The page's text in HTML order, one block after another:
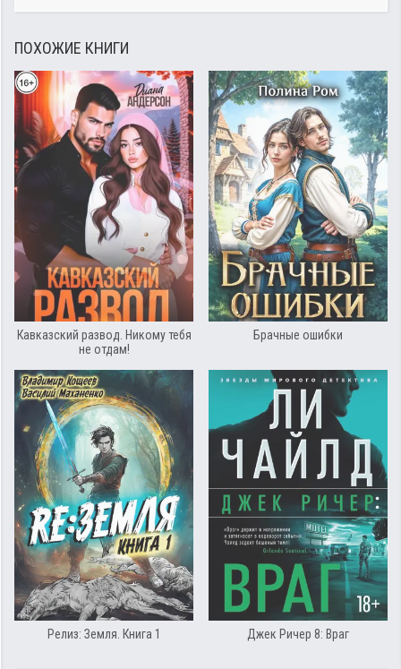
ПОХОЖИЕ КНИГИ
Кавказский развод. Никому тебя
не отдам!
Брачные ошибки
Релиз: Земля. Книга 1 Джек Ричер 8: Враг